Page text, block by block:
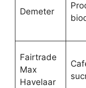
Demeter
Fairtrade
Max
Havelaar